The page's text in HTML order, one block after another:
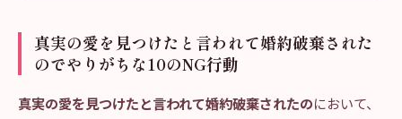
真実の愛を見つけたと言われて婚約破棄された
のでやりがちな10のNG行動
真実の愛を見つけたと言われて婚約破棄されたのにおいて、